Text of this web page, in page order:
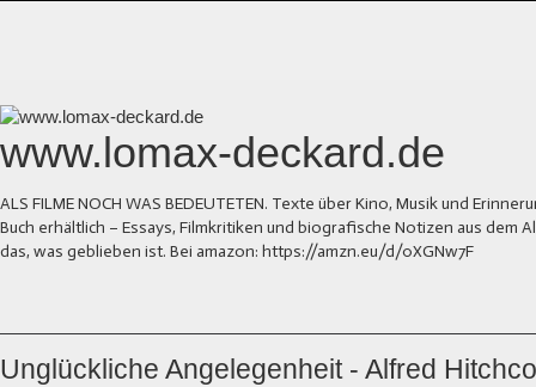
www.lomax-deckard.de
ALS FILME NOCH WAS BEDEUTETEN. Texte über Kino, Musik und
Buch erhältlich – Essays, Filmkritiken und biografische Notizen aus dem
das, was geblieben ist. Bei amazon: https://amzn.eu/d/0XGNw7F
Unglückliche Angelegenheit - Alfred